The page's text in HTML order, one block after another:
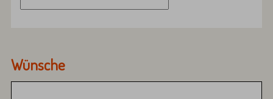
Wünsche